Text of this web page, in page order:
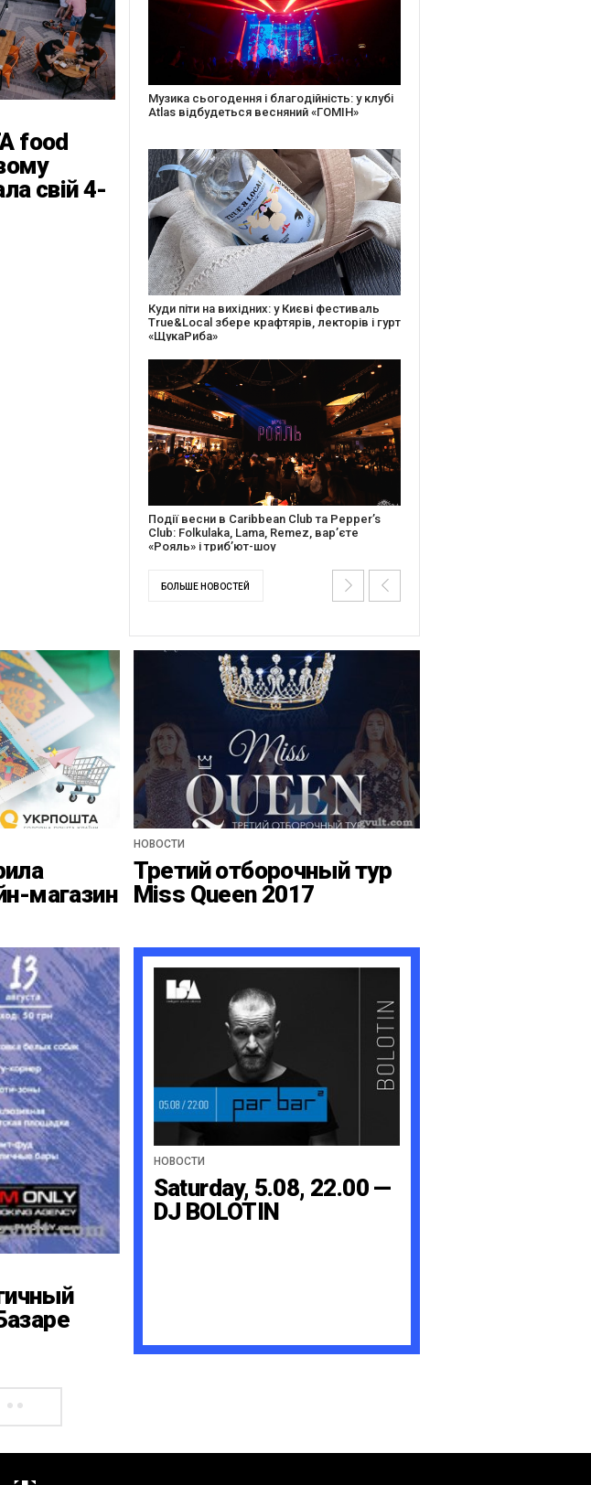
food
свій 4-
Створіть святкову листівку та допоможіть
стареньким: майстер-клас від БФ «Юлині
27 років музичної історії: Caribbean Club
відсвяткує День Народження серією
благодійних подій
Документальний фільм “Будинок “Слово”
англійською покажуть в країнах Європи,
Канаді та США
БОЛЬШЕ НОВОСТЕЙ
магазин
НОВОСТИ
Третий отборочный тур
Miss Queen 2017
НОВОСТИ
Saturday, 5.08, 22.00 —
DJ BOLOTIN